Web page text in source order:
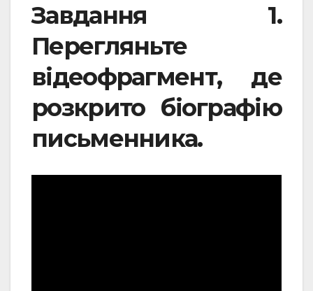
Завдання 1.
Перегляньте
відеофрагмент, де
розкрито біографію
письменника.